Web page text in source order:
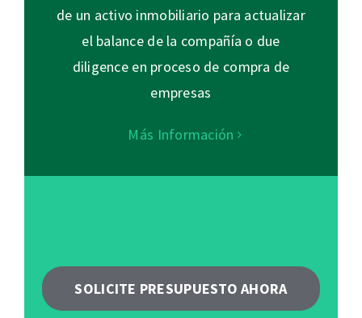
de un activo inmobiliario para actualizar
el balance de la compañía o due
diligence en proceso de compra de
empresas
Más Información
SOLICITE PRESUPUESTO AHORA